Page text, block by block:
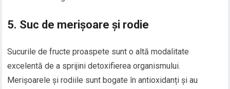
5. Suc de merișoare și rodie
Sucurile de fructe proaspete sunt o altă modalitate
excelentă de a sprijini detoxifierea organismului.
Merișoarele și rodiile sunt bogate în antioxidanți și au